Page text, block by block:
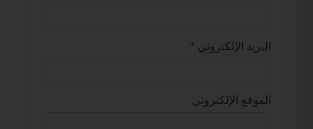
البريد الإلكتروني *
الموقع الإلكتروني